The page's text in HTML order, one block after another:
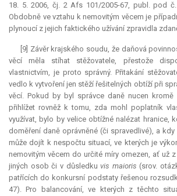
18. 5. 2006, čj. 2 Afs 101/2005-67, publ. pod
Obdobně ve vztahu k nemovitým věcem je
plynoucí z jejich faktického užívání zpravidla
[9] Závěr krajského soudu, že daňová
věcí měla stíhat stěžovatele, přestože
vlastnictvím, je proto správný. Přitakání
vedlo k vytvoření jen stěží řešitelných obtíží při
věcí. Pokud by byl správce daně nucen kromě
přihlížet rovněž k tomu, zda mohl poplatník
využívat, bylo by velice obtížné nalézat hranice,
doměření daně oprávněné (či spravedlivé), a
může dojít k nespočtu situací, ve kterých je
nemovitým věcem do určité míry omezen, ať už
jiných osob či v důsledkuvis maioris (srov.
patřících do konkursní podstaty řešenou
47). Pro balancování, ve kterých z těchto